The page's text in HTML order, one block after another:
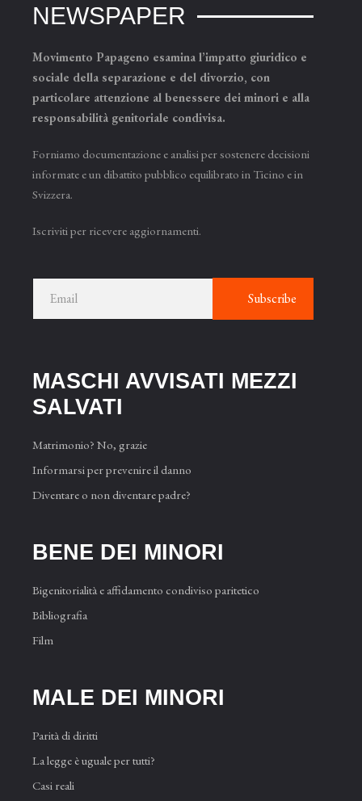
NEWSPAPER
Movimento Papageno esamina l’impatto giuridico e
sociale della separazione e del divorzio, con
particolare attenzione al benessere dei minori e alla
responsabilità genitoriale condivisa.
Forniamo documentazione e analisi per sostenere decisioni
informate e un dibattito pubblico equilibrato in Ticino e in
Svizzera.
Iscriviti per ricevere aggiornamenti.
Subscribe
MASCHI AVVISATI MEZZI
SAL­VATI
Matrimonio? No, grazie
Informarsi per prevenire il danno
Diventare o non diventare padre?
BENE DEI MINORI
Bigenitorialità e affidamento condiviso paritetico
Bibliografia
Film
MALE DEI MINORI
Parità di diritti
La legge è uguale per tutti?
Casi reali